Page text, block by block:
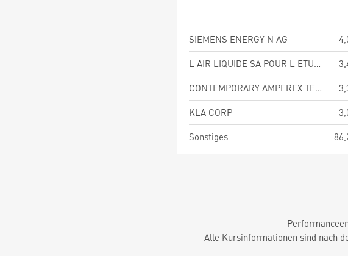
SIEMENS ENERGY N AG
L AIR LIQUIDE SA POUR L ETUDE ET L EXPLO DES
CONTEMPORARY AMPEREX TECHNOLOGY CO LTD
KLA CORP
Sonstiges
Alle Kursinformationen sind nach